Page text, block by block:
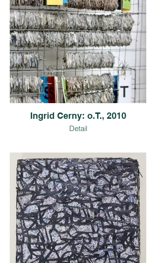
Ingrid Cerny: o.T., 2010
Detail
Foto: M. Seif